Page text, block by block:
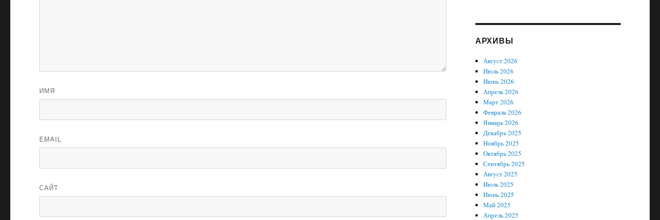
ИМЯ
EMAIL
САЙТ
АРХИВЫ
Август 2026
Июль 2026
Июнь 2026
Апрель 2026
Март 2026
Февраль 2026
Январь 2026
Декабрь 2025
Ноябрь 2025
Октябрь 2025
Сентябрь 2025
Август 2025
Июль 2025
Июнь 2025
Май 2025
Апрель 2025